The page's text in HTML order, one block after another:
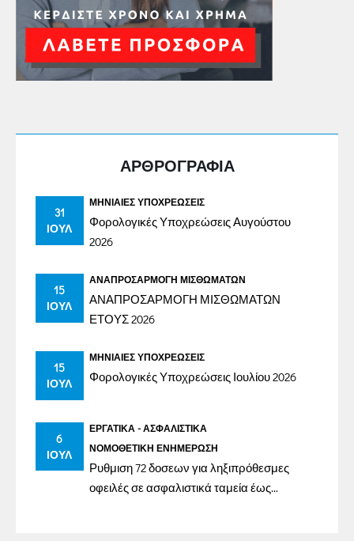
ΑΡΘΡΟΓΡΑΦΙΑ
31
ΙΟΎΛ
ΜΗΝΙΑΊΕΣ ΥΠΟΧΡΕΏΣΕΙΣ
Φορολογικές Υποχρεώσεις Αυγούστου
2026
15
ΙΟΎΛ
ΑΝΑΠΡΟΣΑΡΜΟΓΉ ΜΙΣΘΩΜΆΤΩΝ
ΑΝΑΠΡΟΣΑΡΜΟΓΗ ΜΙΣΘΩΜΑΤΩΝ
ΕΤΟΥΣ 2026
15
ΙΟΎΛ
ΜΗΝΙΑΊΕΣ ΥΠΟΧΡΕΏΣΕΙΣ
Φορολογικές Υποχρεώσεις Ιουλίου 2026
6
ΙΟΎΛ
ΕΡΓΑΤΙΚΆ - ΑΣΦΑΛΙΣΤΙΚΆ
ΝΟΜΟΘΕΤΙΚΉ ΕΝΗΜΈΡΩΣΗ
Ρυθμιση 72 δοσεων για ληξιπρόθεσμες
οφειλές σε ασφαλιστικά ταμεία έως